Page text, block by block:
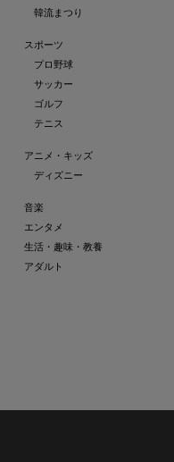
韓流まつり
スポーツ
プロ野球
サッカー
ゴルフ
テニス
アニメ・キッズ
ディズニー
音楽
エンタメ
生活・趣味・教養
アダルト